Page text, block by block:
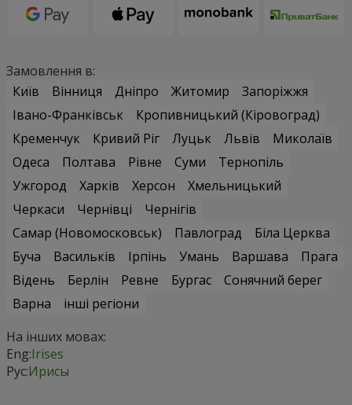
Замовлення в:
Київ
Вінниця Дніпро Житомир
Запоріжжя
Івано-Франківськ
Кропивницький (Кіровоград)
Кременчук
Кривий Ріг Луцьк Львів
Миколаїв
Одеса
Полтава Рівне Суми
Тернопіль
Ужгород
Харків Херсон
Хмельницький
Черкаси
Чернівці
Чернігів
Самар (Новомосковськ)
Павлоград
Біла Церква
Буча
Васильків Ірпінь Умань Варшава
Прага
Відень
Берлін Ревне Бургас
Сонячний берег
Варна
інші регіони
На інших мовах:
Eng:Irises
Рус:Ирисы